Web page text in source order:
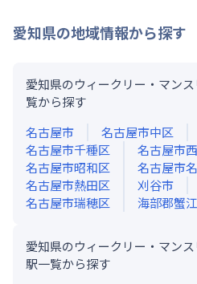
愛知県の地域情報から探す
愛知県のウィークリー・マン
覧から探す
名古屋市
名古屋市中区
名古屋市千種区
名古屋市
名古屋市昭和区
名古屋市
名古屋市熱田区
刈谷市
名古屋市瑞穂区
海部郡蟹
愛知県のウィークリー・マン
駅一覧から探す